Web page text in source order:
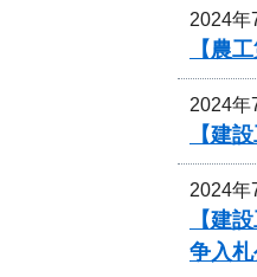
2024年
【農
2024年
【建
2024年
【建
争入